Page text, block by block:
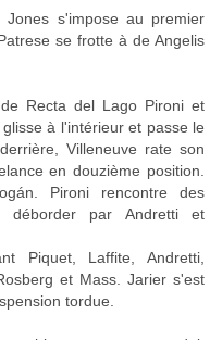
s'impose au premier
se frotte à de Angelis
Recta del Lago Pironi et
à l'intérieur et passe le
Villeneuve rate son
en douzième position.
Pironi rencontre des
par Andretti et
Piquet, Laffite, Andretti,
et Mass. Jarier s'est
tordue.